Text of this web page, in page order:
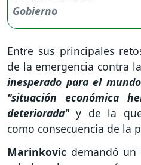
Entre sus principales
de la emergencia contra
inesperado para el
"situación económica
deteriorada" y de la
como consecuencia de la
Marinkovic demandó